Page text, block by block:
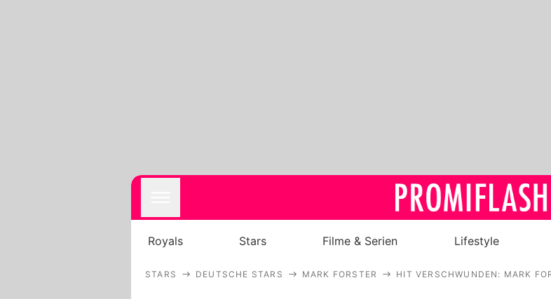
Royals
Royals Stars Filme & Serien Lifestyle
STARS DEUTSCHE STARS MARK FORSTER HIT VERSCHWUNDEN: MARK